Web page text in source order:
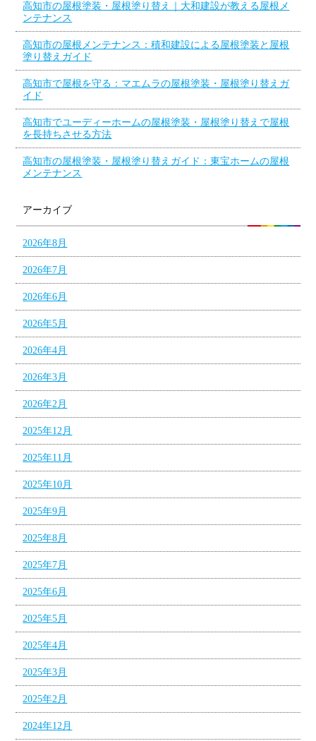
高知市の屋根塗装・屋根塗り替え｜大和建設が教える屋根メ
ンテナンス
高知市の屋根メンテナンス：積和建設による屋根塗装と屋根
塗り替えガイド
高知市で屋根を守る：マエムラの屋根塗装・屋根塗り替えガ
イド
高知市でユーディーホームの屋根塗装・屋根塗り替えで屋根
を長持ちさせる方法
高知市の屋根塗装・屋根塗り替えガイド：東宝ホームの屋根
メンテナンス
アーカイブ
2026年8月
2026年7月
2026年6月
2026年5月
2026年4月
2026年3月
2026年2月
2025年12月
2025年11月
2025年10月
2025年9月
2025年8月
2025年7月
2025年6月
2025年5月
2025年4月
2025年3月
2025年2月
2024年12月